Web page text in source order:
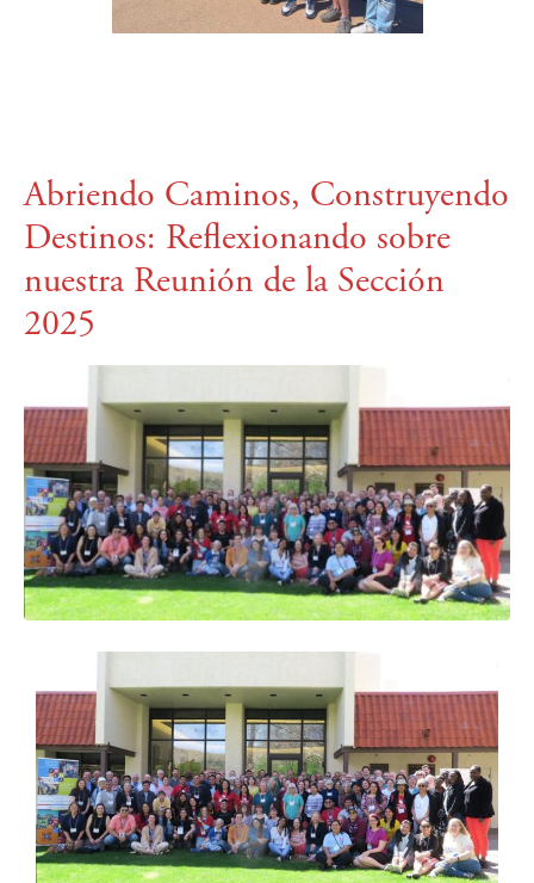
Abriendo Caminos, Construyendo
Destinos: Reflexionando sobre
nuestra Reunión de la Sección
2025